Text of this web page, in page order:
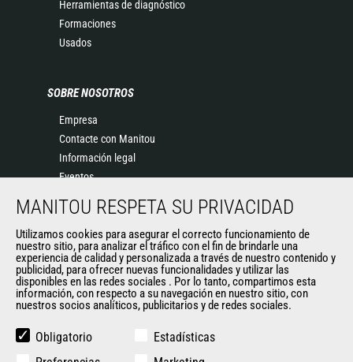
Herramientas de diagnóstico
Formaciones
Usados
SOBRE NOSOTROS
Empresa
Contacte con Manitou
Información legal
Eventos
Historia
General Terms and Conditions of Sale
OTROS SITIOS DEL GRUPO
Manitou Group
Empleo
MANITOU RESPETA SU PRIVACIDAD
Utilizamos cookies para asegurar el correcto funcionamiento de
nuestro sitio, para analizar el tráfico con el fin de brindarle una
experiencia de calidad y personalizada a través de nuestro contenido y
publicidad, para ofrecer nuevas funcionalidades y utilizar las
disponibles en las redes sociales . Por lo tanto, compartimos esta
información, con respecto a su navegación en nuestro sitio, con
nuestros socios analíticos, publicitarios y de redes sociales.
Obligatorio
Estadísticas